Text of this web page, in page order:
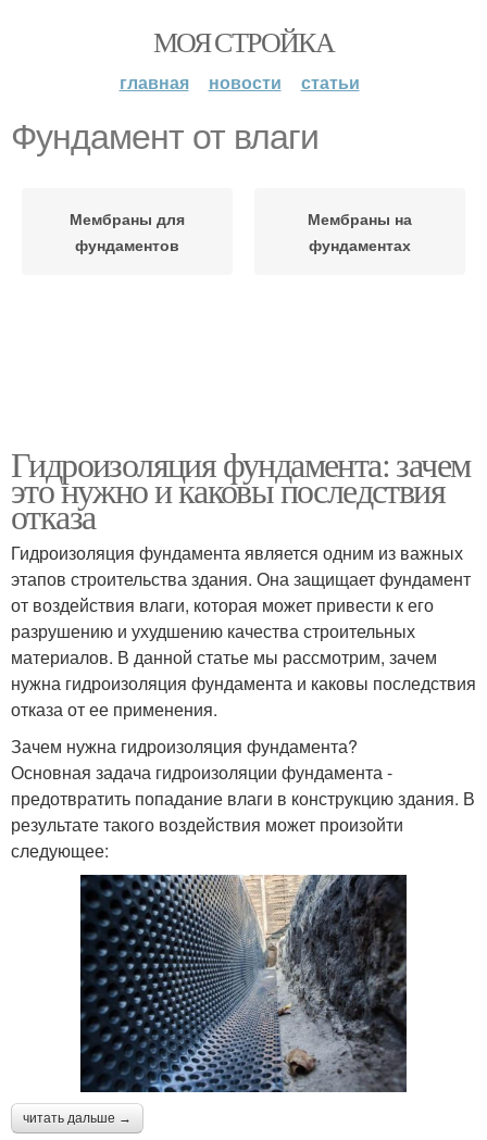
МОЯ СТРОЙКА
главная новости статьи
Фундамент от влаги
Мембраны для
фундаментов
Мембраны на
фундаментах
Гидроизоляция фундамента: зачем
это нужно и каковы последствия
отказа
Гидроизоляция фундамента является одним из важных
этапов строительства здания. Она защищает фундамент
от воздействия влаги, которая может привести к его
разрушению и ухудшению качества строительных
материалов. В данной статье мы рассмотрим, зачем
нужна гидроизоляция фундамента и каковы последствия
отказа от ее применения.
Зачем нужна гидроизоляция фундамента?
Основная задача гидроизоляции фундамента -
предотвратить попадание влаги в конструкцию здания. В
результате такого воздействия может произойти
следующее:
читать дальше →